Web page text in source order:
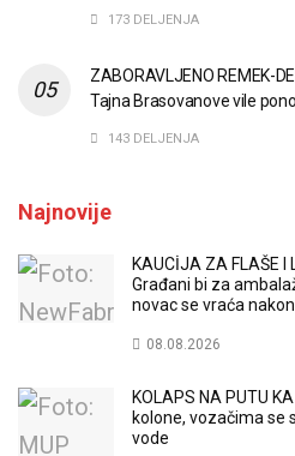
173 DELJENJA
ZABORAVLJENO REMEK-
Tajna Brasovanove vile
143 DELJENJA
Najnovije
KAUCİJA ZA FLAŠE I
Građani bi za
novac se vraća
08.08.2026
KOLAPS NA PUTU
kolone, vozačima se
vode